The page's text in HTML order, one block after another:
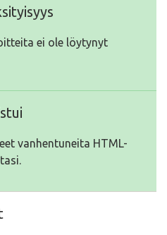
ei ole löytynyt
vanhentuneita HTML-